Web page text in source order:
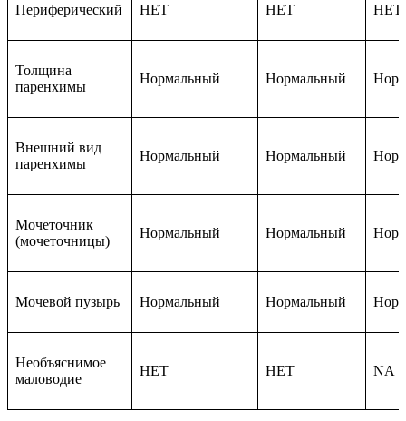
Периферический НЕТ НЕТ НЕТ
Толщина
паренхимы
Нормальный Нормальный
Внешний вид
паренхимы
Нормальный Нормальный
Мочеточник
(мочеточницы)
Нормальный Нормальный
Мочевой пузырь Нормальный Нормальный
Необъяснимое
маловодие
НЕТ НЕТ NA